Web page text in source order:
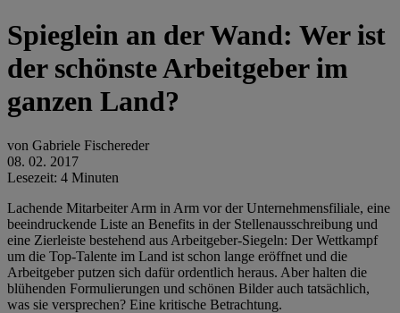
Spieglein an der Wand: Wer ist
der schönste Arbeitgeber im
ganzen Land?
von Gabriele Fischereder
08. 02. 2017
Lesezeit: 4 Minuten
Lachende Mitarbeiter Arm in Arm vor der Unternehmensfiliale, eine
beeindruckende Liste an Benefits in der Stellenausschreibung und
eine Zierleiste bestehend aus Arbeitgeber-Siegeln: Der Wettkampf
um die Top-Talente im Land ist schon lange eröffnet und die
Arbeitgeber putzen sich dafür ordentlich heraus. Aber halten die
blühenden Formulierungen und schönen Bilder auch tatsächlich,
was sie versprechen? Eine kritische Betrachtung.